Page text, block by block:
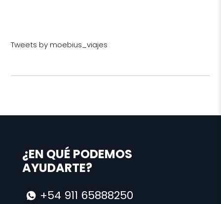
Tweets by moebius_viajes
¿EN QUÉ PODEMOS
AYUDARTE?
+54 911 65888250